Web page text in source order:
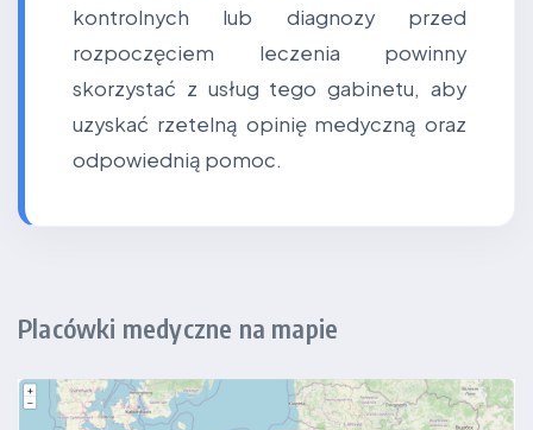
kontrolnych lub diagnozy przed
rozpoczęciem leczenia powinny
skorzystać z usług tego gabinetu, aby
uzyskać rzetelną opinię medyczną oraz
odpowiednią pomoc.
Placówki medyczne na mapie